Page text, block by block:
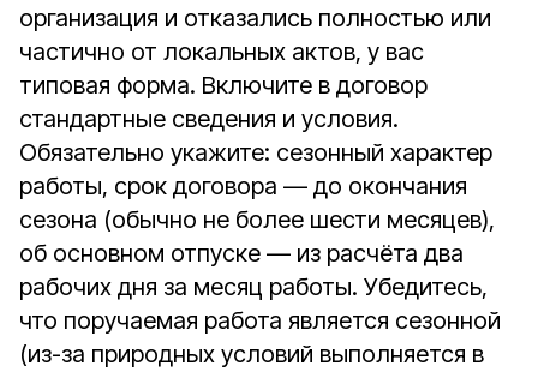
организация и отказались полностью или
частично от локальных актов, у вас
типовая форма. Включите в договор
стандартные сведения и условия.
Обязательно укажите: сезонный характер
работы, срок договора — до окончания
сезона (обычно не более шести месяцев),
об основном отпуске — из расчёта два
рабочих дня за месяц работы. Убедитесь,
что поручаемая работа является сезонной
(из-за природных условий выполняется в